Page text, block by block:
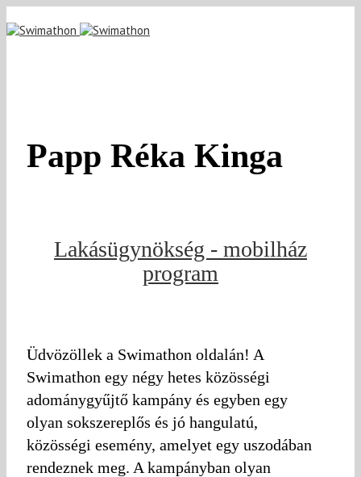
Papp Réka Kinga
Lakásügynökség - mobilház
program
Üdvözöllek a Swimathon oldalán! A
Swimathon egy négy hetes közösségi
adománygyűjtő kampány és egyben egy
olyan sokszereplős és jó hangulatú,
közösségi esemény, amelyet egy uszodában
rendeznek meg. A kampányban olyan